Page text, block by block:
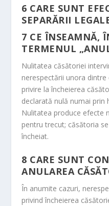
6 CARE SUNT
SEPARĂRII
7 CE ÎNSEAMNĂ,
TERMENUL
Nulitatea căsătoriei
nerespectării unora
privire la încheierea
declarată nulă numai
Nulitatea produce efecte
pentru trecut; căsătoria
încheiat.
8 CARE SUNT
ANULAREA
În anumite cazuri,
privind încheierea